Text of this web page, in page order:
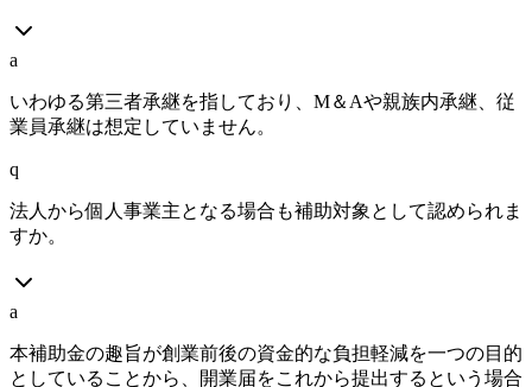
a
いわゆる第三者承継を指しており、M＆Aや親族内承継、従
業員承継は想定していません。
q
法人から個人事業主となる場合も補助対象として認められま
すか。
a
本補助金の趣旨が創業前後の資金的な負担軽減を一つの目的
としていることから、開業届をこれから提出するという場合